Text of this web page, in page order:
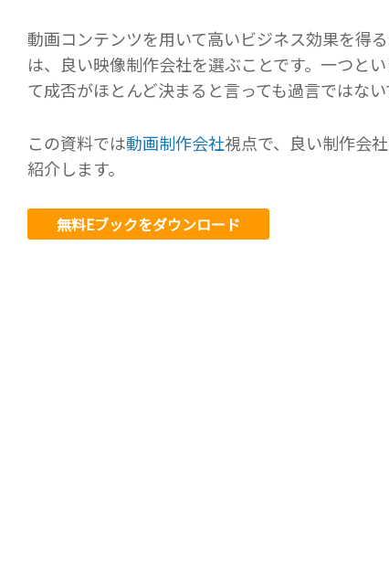
動画コンテンツを用いて高いビジネス効果を得
は、良い映像制作会社を選ぶことです。一つと
て成否がほとんど決まると言っても過言ではない
この資料では動画制作会社視点で、良い制作会
紹介します。
無料Eブックをダウンロード